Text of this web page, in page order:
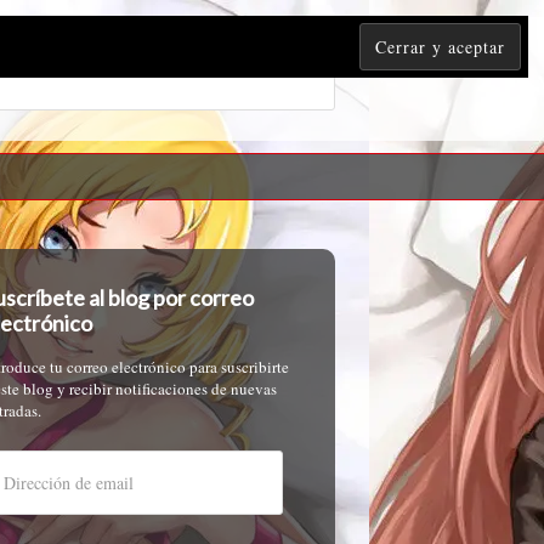
al blog por correo
tu correo electrónico para suscribirte
blog y recibir notificaciones de nuevas